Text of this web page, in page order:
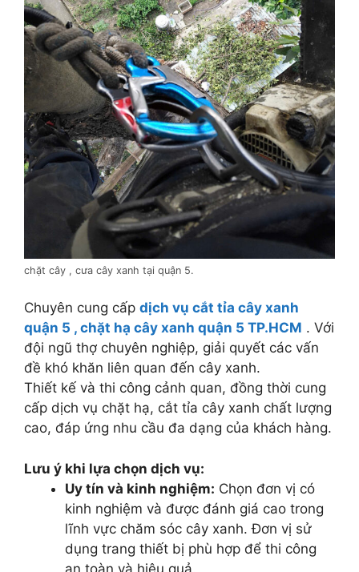
chặt cây , cưa cây xanh tại quận 5.
Chuyên cung cấp dịch vụ cắt tỉa cây xanh
quận 5 , chặt hạ cây xanh quận 5 TP.HCM . Với
đội ngũ thợ chuyên nghiệp, giải quyết các vấn
đề khó khăn liên quan đến cây xanh.
Thiết kế và thi công cảnh quan, đồng thời cung
cấp dịch vụ chặt hạ, cắt tỉa cây xanh chất lượng
cao, đáp ứng nhu cầu đa dạng của khách hàng.
Lưu ý khi lựa chọn dịch vụ:
Uy tín và kinh nghiệm: Chọn đơn vị có
kinh nghiệm và được đánh giá cao trong
lĩnh vực chăm sóc cây xanh. Đơn vị sử
dụng trang thiết bị phù hợp để thi công
an toàn và hiệu quả.